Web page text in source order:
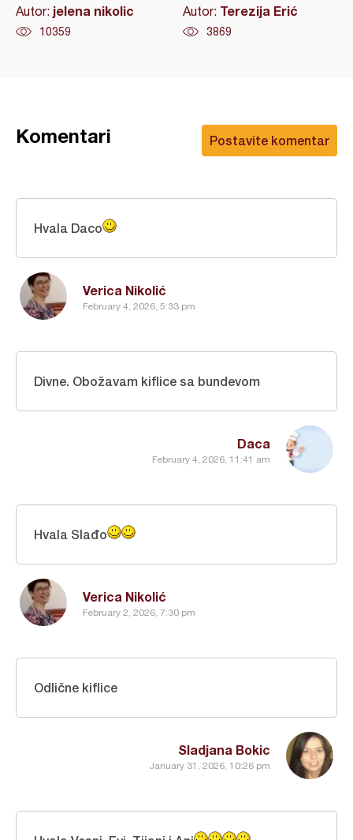
Autor: jelena nikolic
10359
Autor: Terezija Erić
3869
Postavite komentar
Komentari
Verica Nikolić
February 4, 2026, 5:33 pm
Hvala Daco
Daca
February 4, 2026, 11:41 am
Divne. Obožavam kiflice sa bundevom
Verica Nikolić
February 2, 2026, 7:30 pm
Hvala Slađo
Sladjana Bokic
January 31, 2026, 10:26 pm
Odlične kiflice